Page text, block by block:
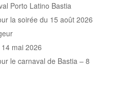
Porto Latino Bastia
la soirée du 15 août 2026
mai 2026
le carnaval de Bastia – 8